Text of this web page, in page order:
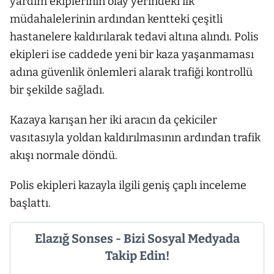
müdahalelerinin ardından kentteki çeşitli
hastanelere kaldırılarak tedavi altına alındı. Polis
ekipleri ise caddede yeni bir kaza yaşanmaması
adına güvenlik önlemleri alarak trafiği kontrollü
bir şekilde sağladı.
Kazaya karışan her iki aracın da çekiciler
vasıtasıyla yoldan kaldırılmasının ardından trafik
akışı normale döndü.
Polis ekipleri kazayla ilgili geniş çaplı inceleme
başlattı.
Elazığ Sonses - Bizi Sosyal Medyada
Takip Edin!